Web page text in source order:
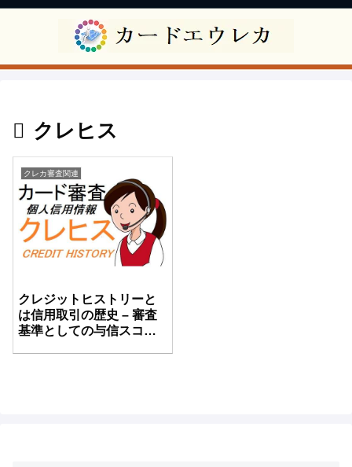
クレヒス
クレカ審査関連
クレジットヒストリーと
は信用取引の歴史 – 審査
基準としての与信スコア